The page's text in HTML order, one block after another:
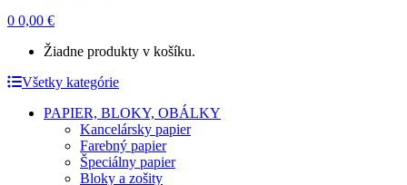
0 0,00 €
Žiadne produkty v košíku.
Všetky kategórie
PAPIER, BLOKY, OBÁLKY
Kancelársky papier
Farebný papier
Špeciálny papier
Bloky a zošity